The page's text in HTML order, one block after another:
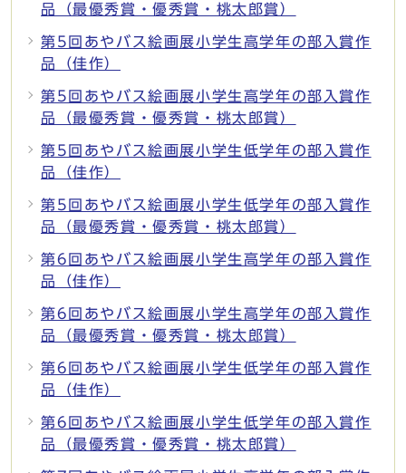
品（最優秀賞・優秀賞・桃太郎賞）
第5回あやバス絵画展小学生高学年の部入賞作
品（佳作）
第5回あやバス絵画展小学生高学年の部入賞作
品（最優秀賞・優秀賞・桃太郎賞）
第5回あやバス絵画展小学生低学年の部入賞作
品（佳作）
第5回あやバス絵画展小学生低学年の部入賞作
品（最優秀賞・優秀賞・桃太郎賞）
第6回あやバス絵画展小学生高学年の部入賞作
品（佳作）
第6回あやバス絵画展小学生高学年の部入賞作
品（最優秀賞・優秀賞・桃太郎賞）
第6回あやバス絵画展小学生低学年の部入賞作
品（佳作）
第6回あやバス絵画展小学生低学年の部入賞作
品（最優秀賞・優秀賞・桃太郎賞）